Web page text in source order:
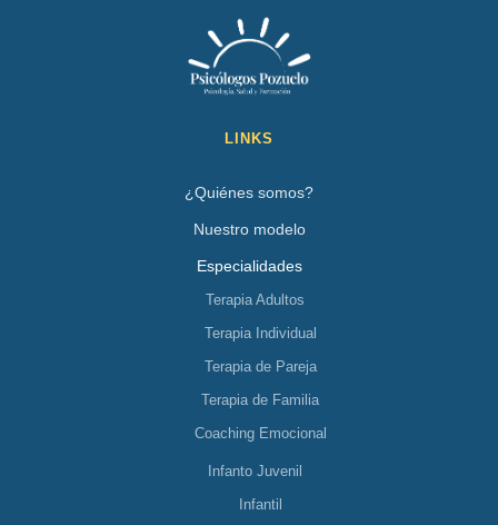
LINKS
¿Quiénes somos?
Nuestro modelo
Especialidades
Terapia Adultos
Terapia Individual
Terapia de Pareja
Terapia de Familia
Coaching Emocional
Infanto Juvenil
Infantil